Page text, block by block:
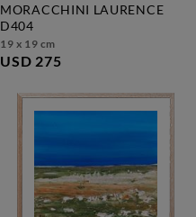
MORACCHINI LAURENCE
d404
19 x 19 cm
USD 275